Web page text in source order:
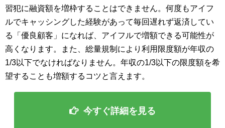
習犯に融資額を増枠することはできません。何度もアイフ
ルでキャッシングした経験があって毎回遅れず返済してい
る「優良顧客」になれば、アイフルで増額できる可能性が
高くなります。また、総量規制により利用限度額が年収の
1/3以下でなければなりません。年収の1/3以下の限度額を希
望することも増額するコツと言えます。
今すぐ詳細を見る